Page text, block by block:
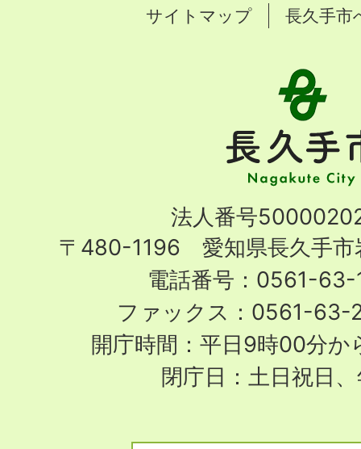
サイトマップ
長久手市
手
市
City
法人番号
〒480-1196 愛知県長久手市
電話番号：0561-63-
ファックス：0561-63-
開庁時間：平日9時00分か
閉庁日：土日祝日